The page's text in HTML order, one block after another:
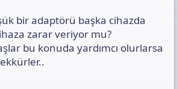
bir adaptörü başka cihazda
zarar veriyor mu?
bu konuda yardımcı olurlarsa